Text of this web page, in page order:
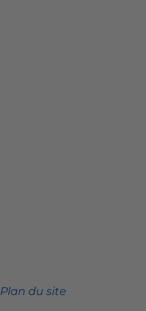
Plan du site